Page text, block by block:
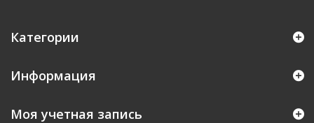
Категории
Информация
Моя учетная запись